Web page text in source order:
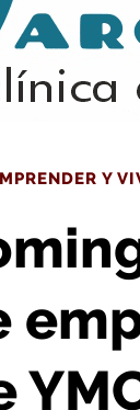
Domingo pone en
Y